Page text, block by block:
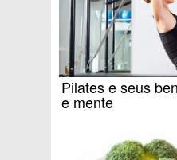
Pilates e seus
e mente